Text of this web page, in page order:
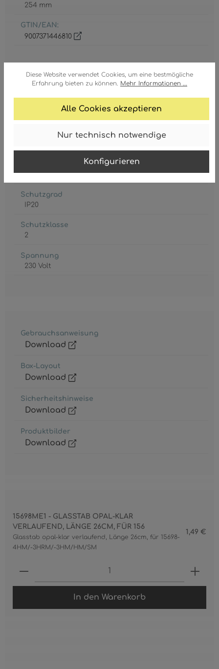
Diese Website verwendet Cookies, um eine bestmögliche
Erfahrung bieten zu können. Mehr Informationen ...
Alle Cookies akzeptieren
Nur technisch notwendige
Konfigurieren
254 mm
GTIN/EAN:
9007371446810
Leistungsaufnahme
Nein
Schutzgrad
IP20
Schutzklasse
2
Spannung
230 Volt
Gebrauchsanweisung
Download
Box-Layout
Download
Sicherheitshinweise
Download
Produktbilder
Download
15698ME1 - GLASSTAB OPAL-KLAR
VERLAUFEND, LÄNGE 26CM, FÜR 156
Glasstab opal-klar verlaufend, Länge 26cm, für 15698-
4HM/-3HRM/-3HM/HM/SM
1,49 €
Produkt Anzahl: Gib den
In den Warenkorb